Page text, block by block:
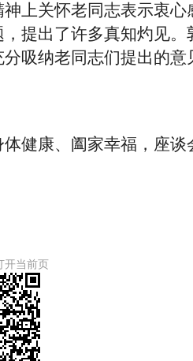
上关怀老同志表示衷心
提出了许多真知灼见。
吸纳老同志们提出的
健康、阖家幸福 ， 座谈
开当前页